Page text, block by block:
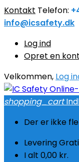
Kontakt Telefon:
info@icsafety.dk
Log ind
Opret en
Velkommen, Log
shopping_cart
Der er ikke
Levering
I alt 0,00 kr.